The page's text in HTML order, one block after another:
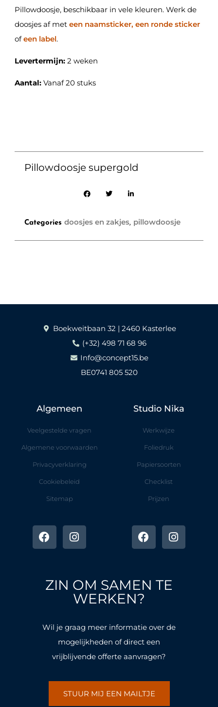
Pillowdoosje, beschikbaar in vele kleuren. Werk de
doosjes af met een naamsticker, een ronde sticker
ofeen label.
Levertermijn: 2 weken
Aantal: Vanaf 20 stuks
Pillowdoosje supergold
Categories doosjes en zakjes, pillowdoosje
Boekweitbaan 32 | 2460 Kasterlee
(+32) 498 71 68 96
Info@concept15.be
BE0741 805 520
Algemeen
Veelgestelde vragen
Algemene voorwaarden
Privacyverklaring
Cookiebeleid
Sitemap
a
c
e
o
n
s
t
r
a
m
Studio Nika
Werkwijze
Foliedruk
Papiersoorten
Checklist
Prijzen
a
c
e
o
k
n
s
t
ZIN OM SAMEN TE
WERKEN?
Wil je graag meer informatie over de
mogelijkheden of direct een
vrijblijvende offerte aanvragen?
STUUR MIJ EEN MAILTJE